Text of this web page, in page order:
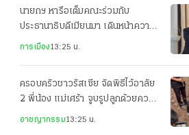
นายกฯ หารือเต็มคณะร่วมกับ
ประธานาธิบดีเมียนมา เดินหน้าความ
ร่วมมือทุกมิติ
การเมือง13:25 น.
ครอบครัวชาวรัสเซีย จัดพิธีไว้อาลัย
2 พี่น้อง แม่เศร้า จูบรูปลูกด้วยความ
อาชญากรรม13:25 น.